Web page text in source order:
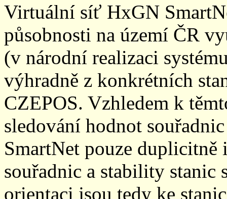
Virtuální síť HxGN
působnosti na území ČR
(v národní realizaci
výhradně z konkrétních
CZEPOS. Vzhledem k
sledování hodnot
SmartNet pouze
souřadnic a stability stanic
orientaci jsou tedy ke